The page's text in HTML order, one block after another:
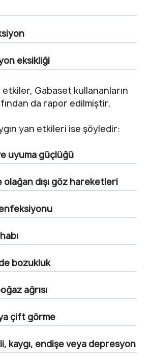
eksikliği
etkiler, Gabaset kullananların
da rapor edilmiştir.
yan etkileri ise şöyledir:
uyuma güçlüğü
dışı göz hareketleri
bozukluk
ağrısı
çift görme
kaygı, endişe veya depresyon